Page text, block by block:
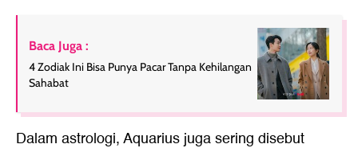
Baca Juga :
4 Zodiak Ini Bisa Punya Pacar Tanpa Kehilangan
Sahabat
Dalam astrologi, Aquarius juga sering disebut